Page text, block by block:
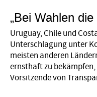
„Bei Wahlen
Uruguay, Chile und
Unterschlagung unter
meisten anderen
ernsthaft zu
Vorsitzende von